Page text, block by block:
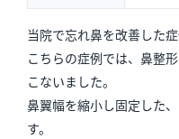
当院で忘れ鼻を改善した
こちらの症例では、 鼻整
こないました。
鼻翼幅を縮小し固定した、
す。